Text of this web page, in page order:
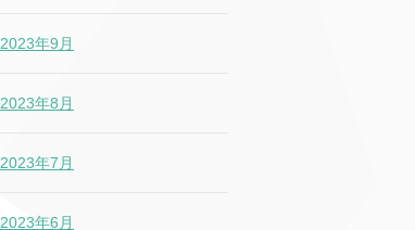
2023年9月
2023年8月
2023年7月
2023年6月